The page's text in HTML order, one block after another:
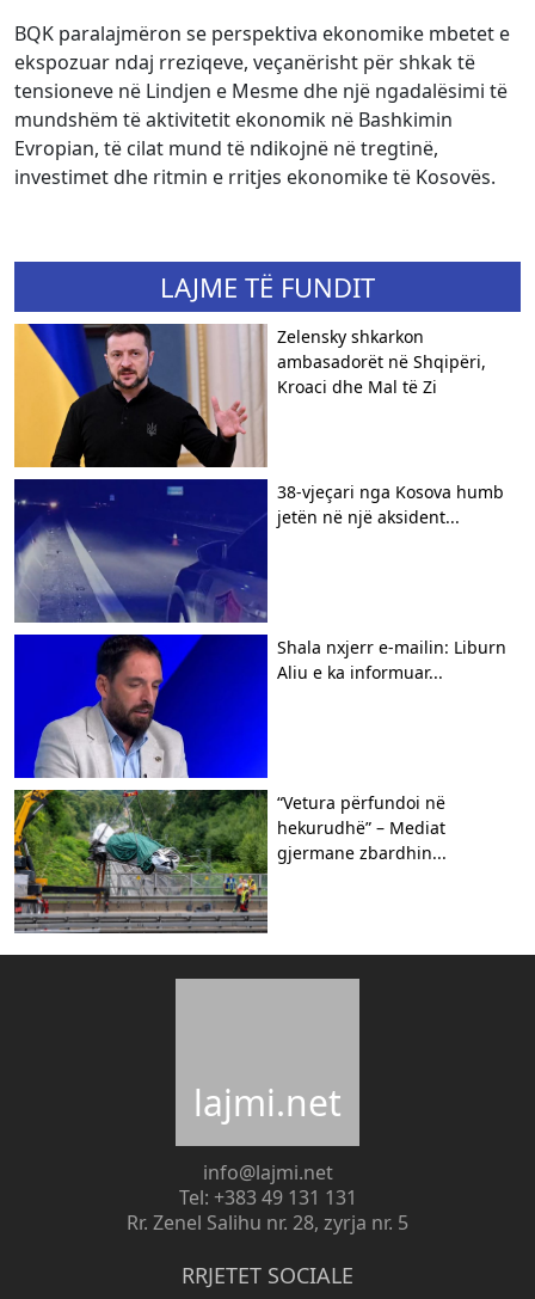
BQK paralajmëron se perspektiva ekonomike mbetet e
ekspozuar ndaj rreziqeve, veçanërisht për shkak të
tensioneve në Lindjen e Mesme dhe një ngadalësimi të
mundshëm të aktivitetit ekonomik në Bashkimin
Evropian, të cilat mund të ndikojnë në tregtinë,
investimet dhe ritmin e rritjes ekonomike të Kosovës.
LAJME TË FUNDIT
Zelensky shkarkon
ambasadorët në Shqipëri,
Kroaci dhe Mal të Zi
38-vjeçari nga Kosova humb
jetën në një aksident...
Shala nxjerr e-mailin: Liburn
Aliu e ka informuar...
“Vetura përfundoi në
hekurudhë” – Mediat
gjermane zbardhin...
lajmi.net
info@lajmi.net
Tel: +383 49 131 131
Rr. Zenel Salihu nr. 28, zyrja nr. 5
RRJETET SOCIALE